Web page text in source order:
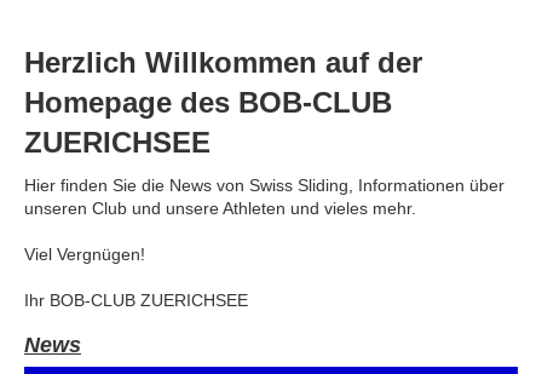
Herzlich Willkommen auf der
Homepage des BOB-CLUB
ZUERICHSEE
Hier finden Sie die News von Swiss Sliding, Informationen über
unseren Club und unsere Athleten und vieles mehr.
Viel Vergnügen!
Ihr BOB-CLUB ZUERICHSEE
News